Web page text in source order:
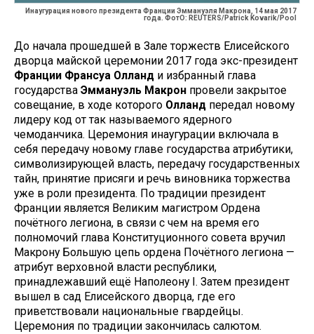
Инаугурация нового президента Франции Эммануэля Макрона, 14 мая 2017
года. ФотО: REUTERS/Patrick Kovarik/Pool
До начала прошедшей в Зале торжеств Елисейского
дворца майской церемонии 2017 года экс-президент
Франции Франсуа Олланд и избранный глава
государства Эммануэль Макрон провели закрытое
совещание, в ходе которого Олланд передал новому
лидеру код от так называемого ядерного
чемоданчика. Церемония инаугурации включала в
себя передачу новому главе государства атрибутики,
символизирующей власть, передачу государственных
тайн, принятие присяги и речь виновника торжества
уже в роли президента. По традиции президент
Франции является Великим магистром Ордена
почётного легиона, в связи с чем на время его
полномочий глава Конституционного совета вручил
Макрону Большую цепь ордена Почётного легиона —
атрибут верховной власти республики,
принадлежавший ещё Наполеону I. Затем президент
вышел в сад Елисейского дворца, где его
приветствовали национальные гвардейцы.
Церемония по традиции закончилась салютом.